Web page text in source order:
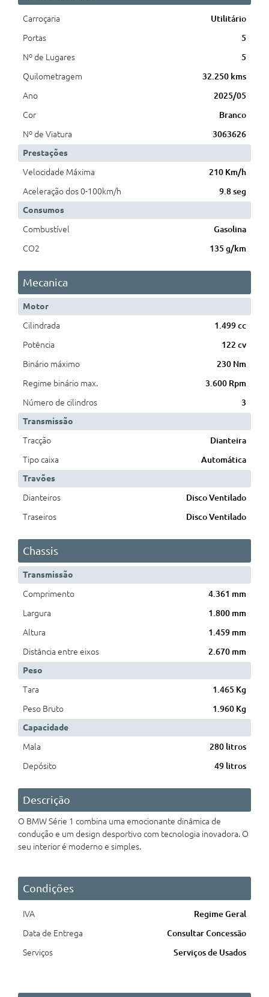
Carroçaria
Utilitário
Portas
5
Nº de Lugares
5
Quilometragem
32.250 kms
Ano
2025/05
Cor
Branco
Nº de Viatura
3063626
Prestações
Velocidade Máxima
210 Km/h
Aceleração dos 0-100km/h
9.8 seg
Consumos
Combustível
Gasolina
CO2
135 g/km
Mecanica
Motor
Cilindrada
1.499 cc
Potência
122 cv
Binário máximo
230 Nm
Regime binário max.
3.600 Rpm
Número de cilindros
3
Transmissão
Tracção
Dianteira
Tipo caixa
Automática
Travões
Dianteiros
Disco Ventilado
Traseiros
Disco Ventilado
Chassis
Transmissão
Comprimento
4.361 mm
Largura
1.800 mm
Altura
1.459 mm
Distância entre eixos
2.670 mm
Peso
Tara
1.465 Kg
Peso Bruto
1.960 Kg
Capacidade
Mala
280 litros
Depósito
49 litros
Descrição
O BMW Série 1 combina uma emocionante dinâmica de
condução e um design desportivo com tecnologia inovadora. O
seu interior é moderno e simples.
Condições
IVA
Regime Geral
Data de Entrega
Consultar Concessão
Serviços
Serviços de Usados